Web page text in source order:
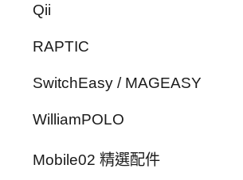
Qii
RAPTIC
SwitchEasy / MAGEASY
WilliamPOLO
Mobile02 精選配件